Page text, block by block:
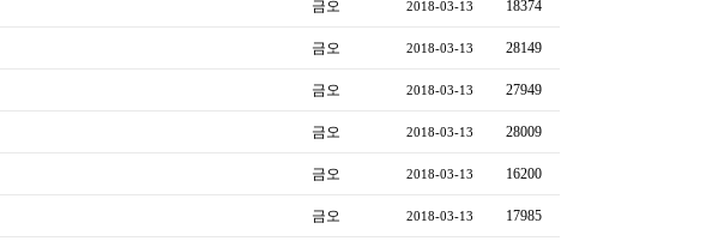
금오 2018-03-13 18374
금오 2018-03-13 28149
금오 2018-03-13 27949
금오 2018-03-13 28009
금오 2018-03-13 16200
금오 2018-03-13 17985